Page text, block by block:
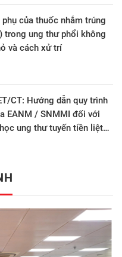
phụ của thuốc nhắm trúng
trong ung thư phổi không
và cách xử trí
CT: Hướng dẫn quy trình
EANM / SNMMI đối với
ung thư tuyến tiền liệt